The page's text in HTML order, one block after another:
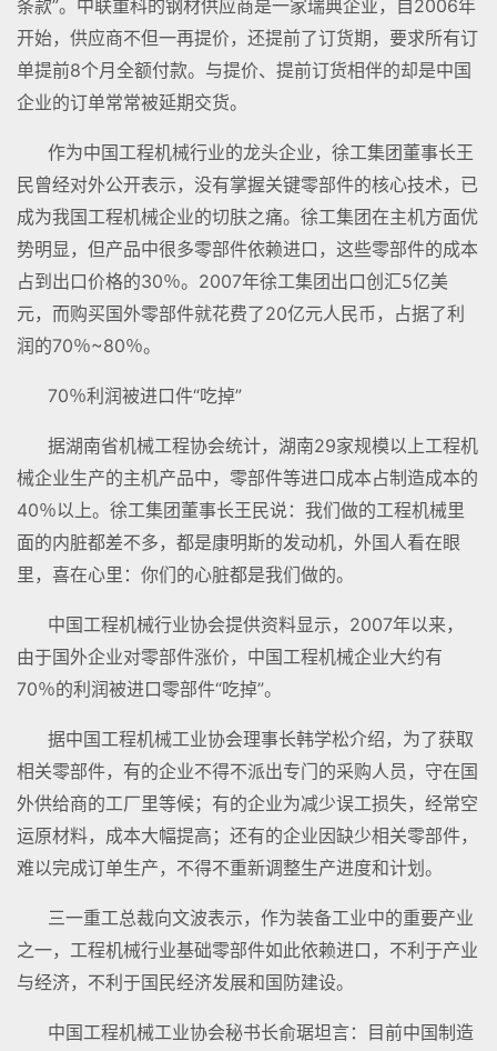
条款”。中联重科的钢材供应商是一家瑞典企业，自2006年
开始，供应商不但一再提价，还提前了订货期，要求所有订
单提前8个月全额付款。与提价、提前订货相伴的却是中国
企业的订单常常被延期交货。
作为中国工程机械行业的龙头企业，徐工集团董事长王
民曾经对外公开表示，没有掌握关键零部件的核心技术，已
成为我国工程机械企业的切肤之痛。徐工集团在主机方面优
势明显，但产品中很多零部件依赖进口，这些零部件的成本
占到出口价格的30％。2007年徐工集团出口创汇5亿美
元，而购买国外零部件就花费了20亿元人民币，占据了利
润的70％~80％。
70％利润被进口件“吃掉”
据湖南省机械工程协会统计，湖南29家规模以上工程机
械企业生产的主机产品中，零部件等进口成本占制造成本的
40％以上。徐工集团董事长王民说：我们做的工程机械里
面的内脏都差不多，都是康明斯的发动机，外国人看在眼
里，喜在心里：你们的心脏都是我们做的。
中国工程机械行业协会提供资料显示，2007年以来，
由于国外企业对零部件涨价，中国工程机械企业大约有
70％的利润被进口零部件“吃掉”。
据中国工程机械工业协会理事长韩学松介绍，为了获取
相关零部件，有的企业不得不派出专门的采购人员，守在国
外供给商的工厂里等候；有的企业为减少误工损失，经常空
运原材料，成本大幅提高；还有的企业因缺少相关零部件，
难以完成订单生产，不得不重新调整生产进度和计划。
三一重工总裁向文波表示，作为装备工业中的重要产业
之一，工程机械行业基础零部件如此依赖进口，不利于产业
与经济，不利于国民经济发展和国防建设。
中国工程机械工业协会秘书长俞琚坦言：目前中国制造